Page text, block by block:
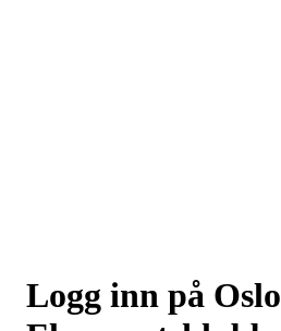
Logg inn på Oslo